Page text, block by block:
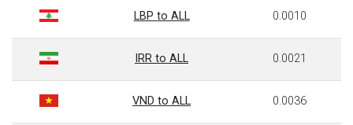
LBP to ALL 0.0010
IRR to ALL 0.0021
VND to ALL 0.0036